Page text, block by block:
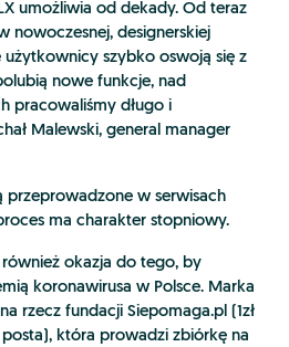
umożliwia od dekady. Od teraz
nowoczesnej, designerskiej
użytkownicy szybko oswoją się z
nowe funkcje, nad
pracowaliśmy długo i
Malewski, general manager
przeprowadzone w serwisach
ma charakter stopniowy.
okazja do tego, by
koronawirusa w Polsce. Marka
rzecz fundacji Siepomaga.pl (1zł
która prowadzi zbiórkę na